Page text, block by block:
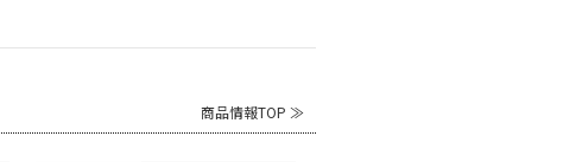
商品情報TOP ≫